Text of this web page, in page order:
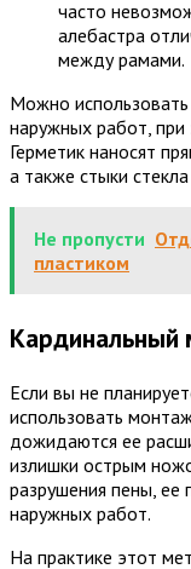
часто
алебастра
между рамами.
Можно использовать
наружных работ,
Герметик наносят
а также стыки
Не пропусти
пластиком
Кардинальный
Если вы не
использовать
дожидаются ее
излишки острым
разрушения пены,
наружных работ.
На практике этот